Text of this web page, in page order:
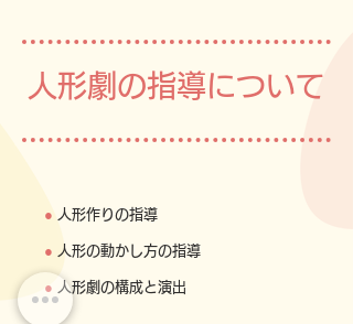
​人形劇の指導について
● 人形作りの指導
● 人形の動かし方の指導
● 人形劇の構成と演出